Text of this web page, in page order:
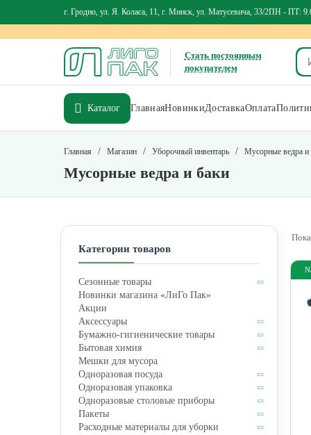
г. Гродно, ул. Я. Коласа, 11, г. Минск, ул. Матусевича, 33/2ПН - ПТ:
Стать постоянным
покупателем
Каталог ГлавнаяНовинкиДоставкаОплата
Главная / Магазин / Уборочный инвентарь / Мусорные ведра и
Мусорные ведра и баки
Категории товаров
Сезонные товары
Новинки магазина «ЛиГо Пак»
Акции
Аксессуары
Бумажно-гигиенические товары
Бытовая химия
Мешки для мусора
Одноразовая посуда
Одноразовая упаковка
Одноразовые столовые приборы
Пакеты
Расходные материалы для уборки